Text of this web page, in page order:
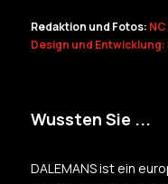
Redaktion und Fotos:
Design und
Wussten Sie ...
DALEMANS ist ein